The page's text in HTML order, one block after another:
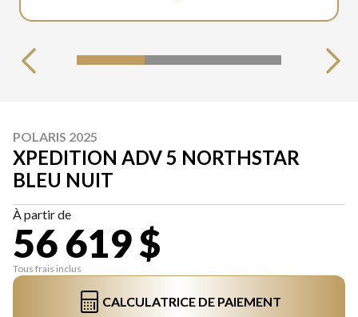
POLARIS 2025
XPEDITION ADV 5 NORTHSTAR
BLEU NUIT
À partir de
56 619 $
Tous frais inclus
CALCULATRICE DE PAIEMENT